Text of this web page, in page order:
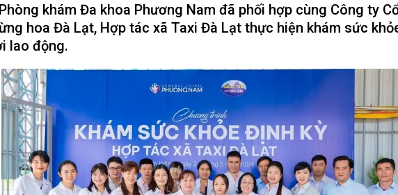
khám Đa khoa Phương Nam đã phối hợp cùng Công ty
hoa Đà Lạt, Hợp tác xã Taxi Đà Lạt thực hiện khám sức
lao động.